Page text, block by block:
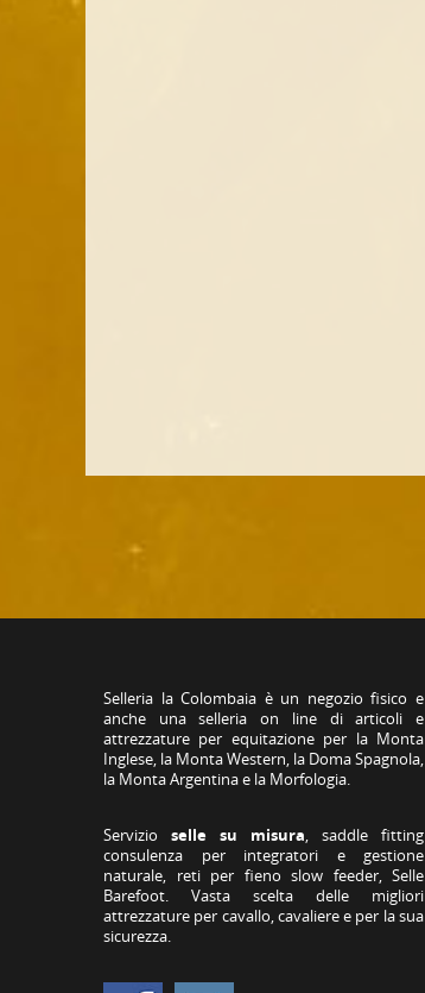
Selleria la Colombaia è un negozio fisico e
anche una selleria on line di articoli e
attrezzature per equitazione per la Monta
Inglese, la Monta Western, la Doma Spagnola,
la Monta Argentina e la Morfologia.
Servizio selle su misura, saddle fitting
consulenza per integratori e gestione
naturale, reti per fieno slow feeder, Selle
Barefoot. Vasta scelta delle migliori
attrezzature per cavallo, cavaliere e per la sua
sicurezza.